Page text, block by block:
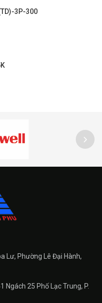
3P-300
Lư, Phường Lê Đại Hành,
Ngách 25 Phố Lạc Trung, P.